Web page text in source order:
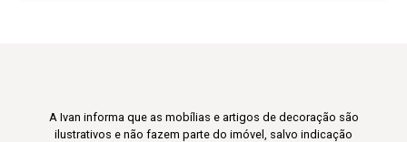
A Ivan informa que as mobílias e artigos de decoração são
ilustrativos e não fazem parte do imóvel, salvo indicação